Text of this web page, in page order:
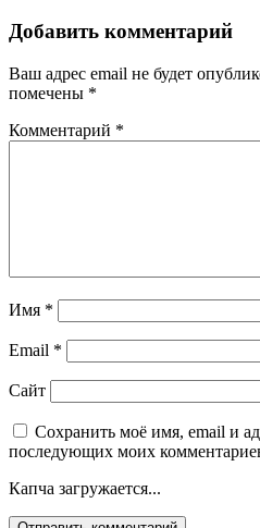
Добавить комментарий
Ваш адрес email не будет
помечены *
Комментарий *
Имя *
Email *
Сайт
Сохранить моё имя, email и
последующих моих
Капча загружается...